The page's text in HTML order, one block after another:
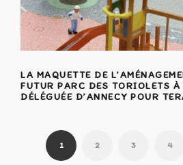
LA MAQUETTE DE
FUTUR PARC DES TORIOLETS À
DÉLÉGUÉE D’ANNECY POUR
1 2 3 4